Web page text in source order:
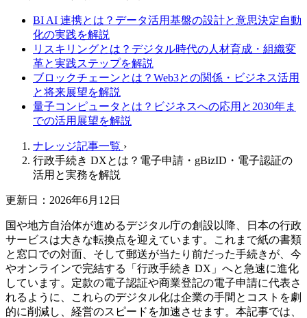
BI AI 連携とは？データ活用基盤の設計と意思決定自動
化の実践を解説
リスキリングとは？デジタル時代の人材育成・組織変
革と実践ステップを解説
ブロックチェーンとは？Web3との関係・ビジネス活用
と将来展望を解説
量子コンピュータとは？ビジネスへの応用と2030年ま
での活用展望を解説
ナレッジ記事一覧 ›
行政手続き DXとは？電子申請・gBizID・電子認証の
活用と実務を解説
更新日：2026年6月12日
国や地方自治体が進めるデジタル庁の創設以降、日本の行政
サービスは大きな転換点を迎えています。これまで紙の書類
と窓口での対面、そして郵送が当たり前だった手続きが、今
やオンラインで完結する「行政手続き DX」へと急速に進化
しています。定款の電子認証や商業登記の電子申請に代表さ
れるように、これらのデジタル化は企業の手間とコストを劇
的に削減し、経営のスピードを加速させます。本記事では、